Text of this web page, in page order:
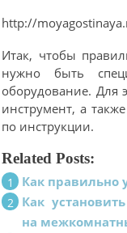
http://
Итак, чтобы
нужно быть
оборудование. Для
инструмент, а
по инструкции.
Related Posts:
Как правильно
Как
на